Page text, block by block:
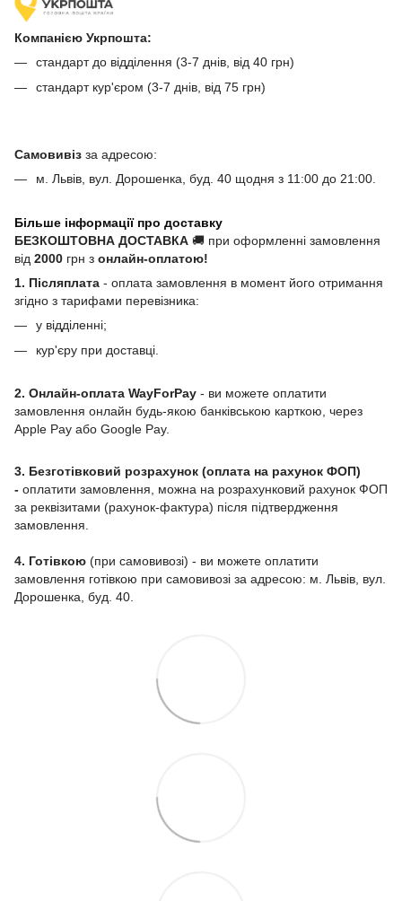
Компанією Укрпошта:
стандарт до відділення (3-7 днів, від 40 грн)
стандарт кур'єром (3-7 днів, від 75 грн)
Самовивіз за адресою:
м. Львів, вул. Дорошенка, буд. 40 щодня з 11:00 до 21:00.
Більше інформації про доставку
БЕЗКОШТОВНА ДОСТАВКА 🚚 при оформленні замовлення
від 2000 грн з онлайн-оплатою!
1. Післяплата - оплата замовлення в момент його отримання
згідно з тарифами перевізника:
у відділенні;
кур'єру при доставці.
2. Онлайн-оплата WayForPay - ви можете оплатити
замовлення онлайн будь-якою банківською карткою, через
Apple Pay або Google Pay.
3. Безготівковий розрахунок (оплата на рахунок ФОП)
- оплатити замовлення, можна на розрахунковий рахунок ФОП
за реквізитами (рахунок-фактура) після підтвердження
замовлення.
4. Готівкою (при самовивозі) - ви можете оплатити
замовлення готівкою при самовивозі за адресою: м. Львів, вул.
Дорошенка, буд. 40.